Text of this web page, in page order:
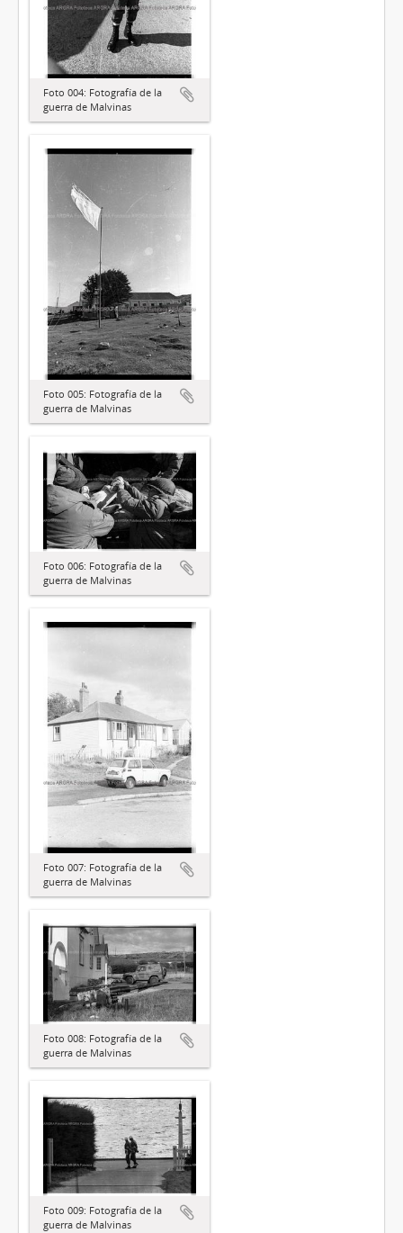
Foto 004: Fotografía de la
guerra de Malvinas
Foto 005: Fotografía de la
guerra de Malvinas
Foto 006: Fotografía de la
guerra de Malvinas
Foto 007: Fotografía de la
guerra de Malvinas
Foto 008: Fotografía de la
guerra de Malvinas
Foto 009: Fotografía de la
guerra de Malvinas